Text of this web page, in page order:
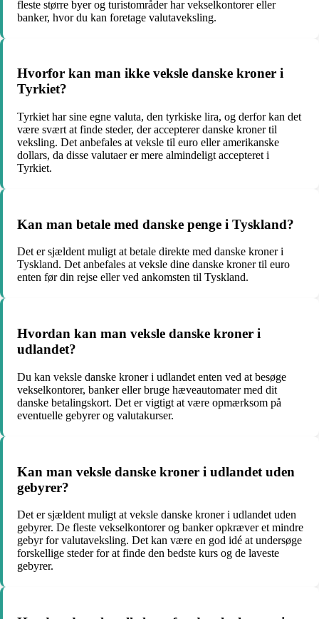
fleste større byer og turistområder har vekselkontorer eller
banker, hvor du kan foretage valutaveksling.
Hvorfor kan man ikke veksle danske kroner i
Tyrkiet?
Tyrkiet har sine egne valuta, den tyrkiske lira, og derfor kan det
være svært at finde steder, der accepterer danske kroner til
veksling. Det anbefales at veksle til euro eller amerikanske
dollars, da disse valutaer er mere almindeligt accepteret i
Tyrkiet.
Kan man betale med danske penge i Tyskland?
Det er sjældent muligt at betale direkte med danske kroner i
Tyskland. Det anbefales at veksle dine danske kroner til euro
enten før din rejse eller ved ankomsten til Tyskland.
Hvordan kan man veksle danske kroner i
udlandet?
Du kan veksle danske kroner i udlandet enten ved at besøge
vekselkontorer, banker eller bruge hæveautomater med dit
danske betalingskort. Det er vigtigt at være opmærksom på
eventuelle gebyrer og valutakurser.
Kan man veksle danske kroner i udlandet uden
gebyrer?
Det er sjældent muligt at veksle danske kroner i udlandet uden
gebyrer. De fleste vekselkontorer og banker opkræver et mindre
gebyr for valutaveksling. Det kan være en god idé at undersøge
forskellige steder for at finde den bedste kurs og de laveste
gebyrer.